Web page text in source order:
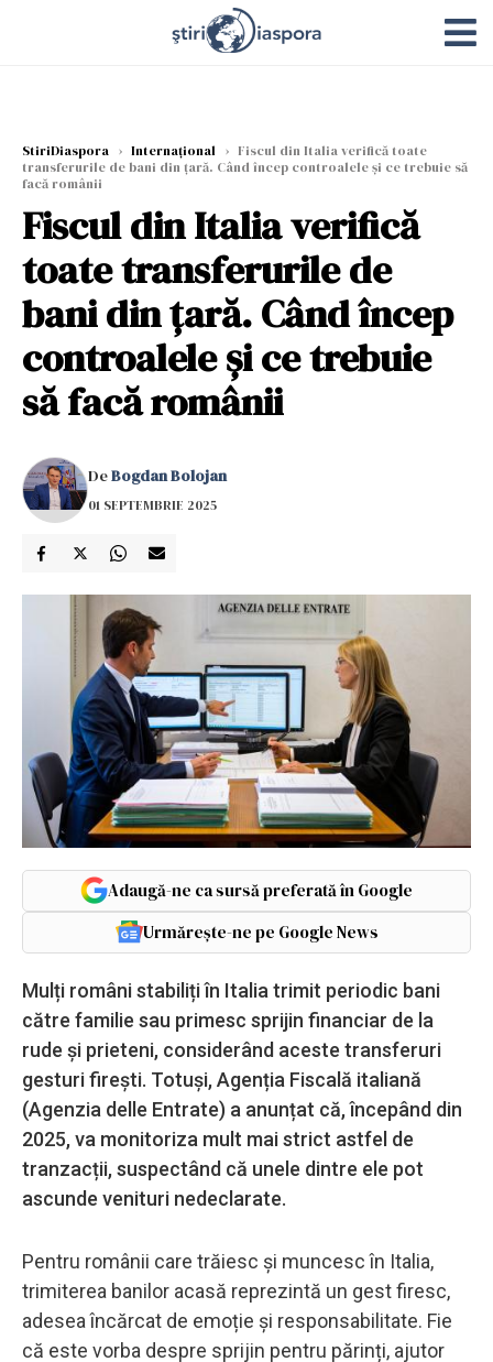
StiriDiaspora › Internațional › Fiscul din Italia verifică toate
transferurile de bani din țară. Când încep controalele și ce trebuie să
facă românii
Fiscul din Italia verifică
toate transferurile de
bani din țară. Când încep
controalele și ce trebuie
să facă românii
DeBogdan Bolojan
01 SEPTEMBRIE 2025
Adaugă-ne ca sursă preferată în Google
Urmărește-ne pe Google News
Mulți români stabiliți în Italia trimit periodic bani
către familie sau primesc sprijin financiar de la
rude și prieteni, considerând aceste transferuri
gesturi firești. Totuși, Agenția Fiscală italiană
(Agenzia delle Entrate) a anunțat că, începând din
2025, va monitoriza mult mai strict astfel de
tranzacții, suspectând că unele dintre ele pot
ascunde venituri nedeclarate.
Pentru românii care trăiesc și muncesc în Italia,
trimiterea banilor acasă reprezintă un gest firesc,
adesea încărcat de emoție și responsabilitate. Fie
că este vorba despre sprijin pentru părinți, ajutor